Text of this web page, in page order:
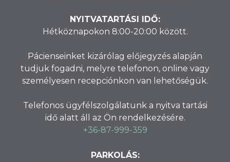
NYITVATARTÁSI IDŐ:
Hétköznapokon 8:00-20:00 között.
Pácienseinket kizárólag előjegyzés alapján
tudjuk fogadni, melyre telefonon, online vagy
személyesen recepciónkon van lehetőségük.
Telefonos ügyfélszolgálatunk a nyitva tartási
idő alatt áll az Ön rendelkezésére.
+36-87-999-359
PARKOLÁS: